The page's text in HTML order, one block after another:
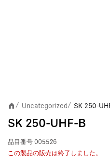
/ Uncategorized/ SK 250-
SK 250-UHF-B
品目番号 005526
この製品の販売は終了しました。